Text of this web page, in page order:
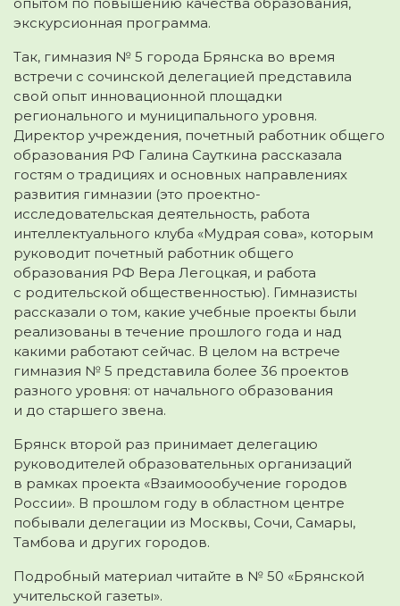
экскурсионная программа.
Так, гимназия № 5 города Брянска во время
встречи с сочинской делегацией представила
свой опыт инновационной площадки
регионального и муниципального уровня.
Директор учреждения, почетный работник общего
образования РФ Галина Сауткина рассказала
гостям о традициях и основных направлениях
развития гимназии (это проектно-
исследовательская деятельность, работа
интеллектуального клуба «Мудрая сова», которым
руководит почетный работник общего
образования РФ Вера Легоцкая, и работа
с родительской общественностью). Гимназисты
рассказали о том, какие учебные проекты были
реализованы в течение прошлого года и над
какими работают сейчас. В целом на встрече
гимназия № 5 представила более 36 проектов
разного уровня: от начального образования
и до старшего звена.
Брянск второй раз принимает делегацию
руководителей образовательных организаций
в рамках проекта «Взаимоообучение городов
России». В прошлом году в областном центре
побывали делегации из Москвы, Сочи, Самары,
Тамбова и других городов.
Подробный материал читайте в № 50 «Брянской
учительской газеты».